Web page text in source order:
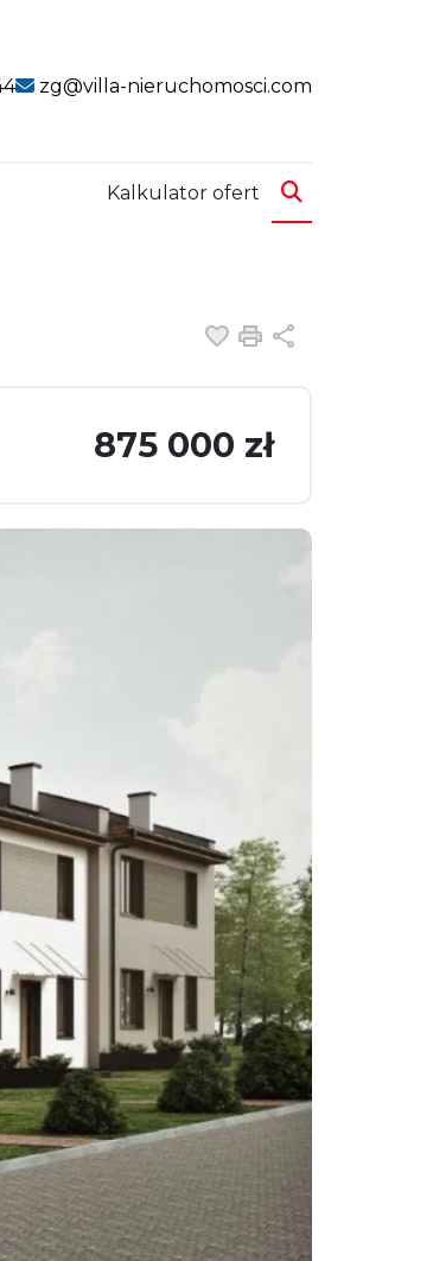
zg@villa-nieruchomosci.com
Kalkulator ofert
Dodaj do
Drukuj
875 000 zł